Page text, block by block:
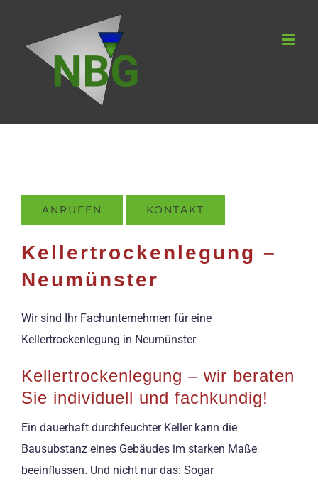
springen
ANRUFEN KONTAKT
Kellertrockenlegung –
Neumünster
Wir sind Ihr Fachunternehmen für eine
Kellertrockenlegung in Neumünster
Kellertrockenlegung – wir beraten
Sie individuell und fachkundig!
Ein dauerhaft durchfeuchter Keller kann die
Bausubstanz eines Gebäudes im starken Maße
beeinflussen. Und nicht nur das: Sogar